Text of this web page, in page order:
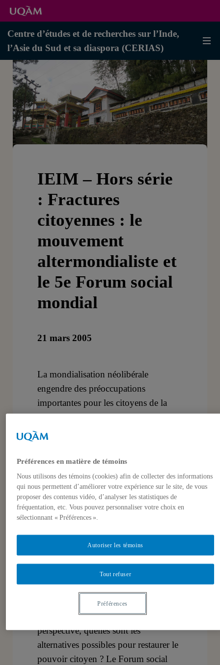
Centre d’études et de recherches sur l’Inde,
l’Asie du Sud et sa diaspora (CERIAS)
IEIM – Hors série
: Fractures
citoyennes : le
mouvement
altermondialiste et
le 5e Forum social
mondial
21 mars 2005
La mondialisation néolibérale
engendre des préoccupations
importantes pour les citoyens de la
planète. En effet, le capitalisme
sauvage qui sévit au sein du marché
l’environnement, la domination
américaine, les guerres illégitimes, etc.
soulèvent de nombreuses craintes. La
crise de la démocratie représentative,
qui se traduit par une fracture
représentants, ainsi que la perte de
contexte mondialisé, imposent de
concevoir de nouveaux lieux de
mobilisation et de nouvelles formes
d’engagements. Dans cette
perspective, quelles sont les
alternatives possibles pour restaurer le
pouvoir citoyen ? Le Forum social
Préférences en matière de témoins
Nous utilisons des témoins (cookies) afin de collecter des informations
qui nous permettent d’améliorer votre expérience sur le site, de vous
proposer des contenus vidéo, d’analyser les statistiques de
fréquentation, etc. Vous pouvez personnaliser votre choix en
sélectionnant « Préférences ».
Tout refuser
Autoriser les témoins
Préférences